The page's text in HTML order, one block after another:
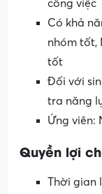
công việc
Có khả
nhóm tốt,
tốt
Đối với
tra năng
Ứng viên:
Quyền lợi
Thời gian